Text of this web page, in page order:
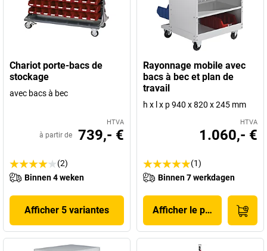
Chariot porte-bacs de
stockage
avec bacs à bec
HTVA
à partir de 739,- €
(2)
Binnen 4 weken
Afficher 5 variantes
Rayonnage mobile avec
bacs à bec et plan de
travail
h x l x p 940 x 820 x 245 mm
HTVA
1.060,- €
(1)
Binnen 7 werkdagen
Afficher le produit